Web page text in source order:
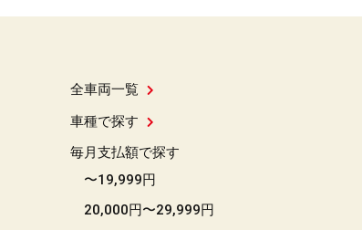
全車両一覧
車種で探す
毎月支払額で探す
〜19,999円
20,000円〜29,999円